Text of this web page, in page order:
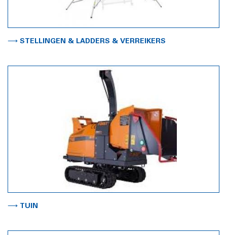
⟶ STELLINGEN & LADDERS & VERREIKERS
⟶ TUIN